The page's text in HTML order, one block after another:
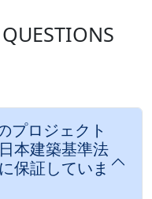
プロジェクト
本建築基準法
保証していま